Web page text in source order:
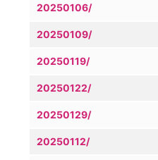
20250106/
20250109/
20250119/
20250122/
20250129/
20250112/